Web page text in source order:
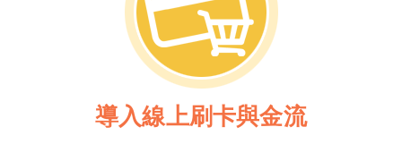
導入線上刷卡與金流